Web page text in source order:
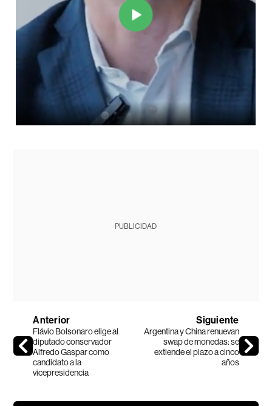
PUBLICIDAD
Anterior
Flávio Bolsonaro elige al
diputado conservador
Alfredo Gaspar como
candidato a la
vicepresidencia
Siguiente
Argentina y China renuevan
swap de monedas: se
extiende el plazo a cinco
años